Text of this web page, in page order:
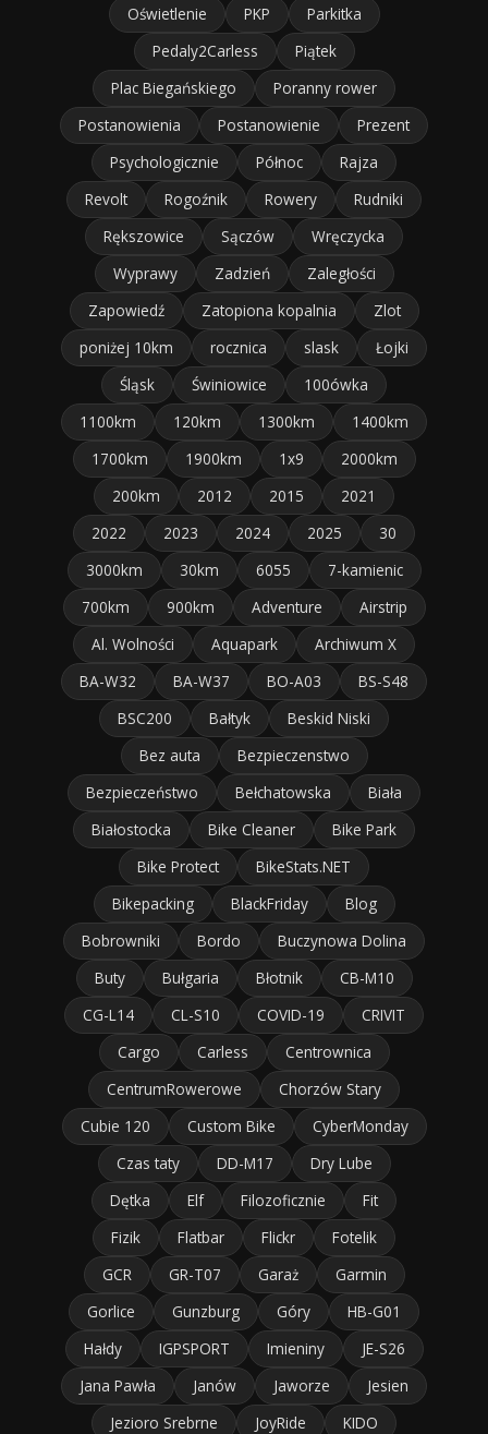
Oświetlenie PKP
Parkitka
Pedaly2Carless
Piątek
Plac Biegańskiego
Poranny rower
Postanowienia
Postanowienie
Prezent
Psychologicznie
Północ
Rajza
Revolt
Rogoźnik Rowery
Rudniki
Rększowice
Sączów
Wręczycka
Wyprawy
Zadzień
Zaległości
Zapowiedź
Zatopiona kopalnia
Zlot
poniżej 10km
rocznica slask
Łojki
Śląsk
Świniowice
100ówka
1100km
120km 1300km
1400km
1700km
1900km 1x9
2000km
200km
2012 2015
2021
2022
2023 2024 2025
30
3000km
30km 6055
7-kamienic
700km
900km Adventure
Airstrip
Al. Wolności
Aquapark
Archiwum X
BA-W32
BA-W37 BO-A03
BS-S48
BSC200
Bałtyk
Beskid Niski
Bez auta
Bezpieczenstwo
Bezpieczeństwo
Bełchatowska
Biała
Białostocka
Bike Cleaner
Bike Park
Bike Protect
BikeStats.NET
Bikepacking
BlackFriday
Blog
Bobrowniki
Bordo
Buczynowa Dolina
Buty
Bułgaria Błotnik
CB-M10
CG-L14
CL-S10 COVID-19
CRIVIT
Cargo
Carless
Centrownica
CentrumRowerowe
Chorzów Stary
Cubie 120
Custom Bike
CyberMonday
Czas taty
DD-M17
Dry Lube
Dętka
Elf Filozoficznie
Fit
Fizik
Flatbar Flickr
Fotelik
GCR
GR-T07 Garaż
Garmin
Gorlice
Gunzburg Góry
HB-G01
Hałdy
IGPSPORT Imieniny
JE-S26
Jana Pawła
Janów Jaworze
Jesien
Jezioro Srebrne
JoyRide
KIDO